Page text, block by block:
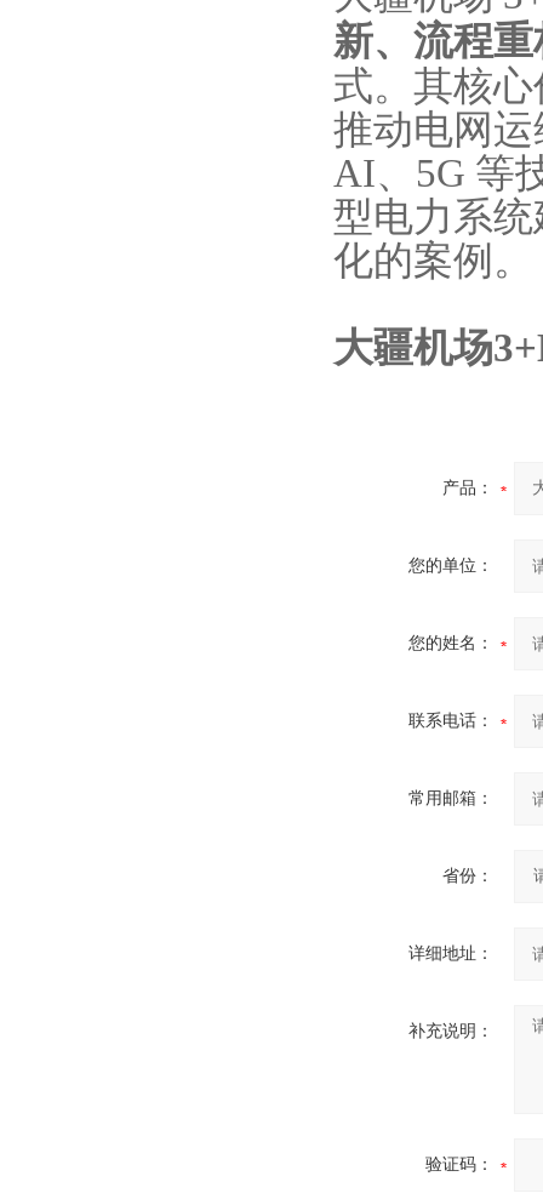
新、流程
式。其核
推动电网
AI、5G 等
型电力系
化的案例。
大疆机场
产品：
您的单位：
您的姓名：
联系电话：
常用邮箱：
省份：
详细地址：
补充说明：
验证码：